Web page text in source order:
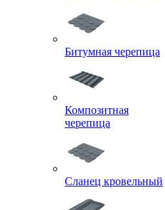
Битумная черепица
Композитная
черепица
Сланец кровельный